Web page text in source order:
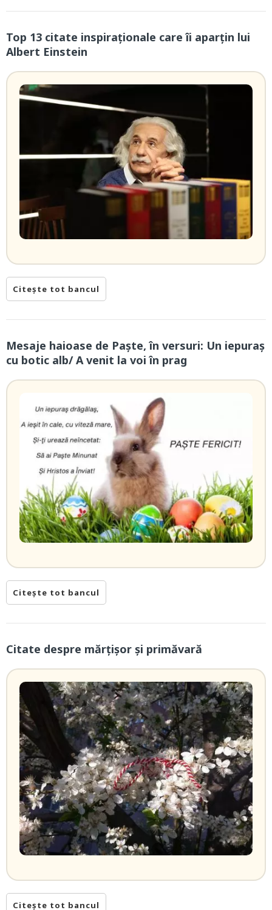
Top 13 citate inspiraționale care îi aparțin lui
Albert Einstein
Citește tot bancul
Mesaje haioase de Paște, în versuri: Un iepuraș
cu botic alb/ A venit la voi în prag
Citește tot bancul
Citate despre mărțișor și primăvară
Citește tot bancul